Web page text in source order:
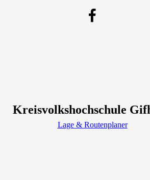
Kreisvolkshochschule
Lage & Routenplaner